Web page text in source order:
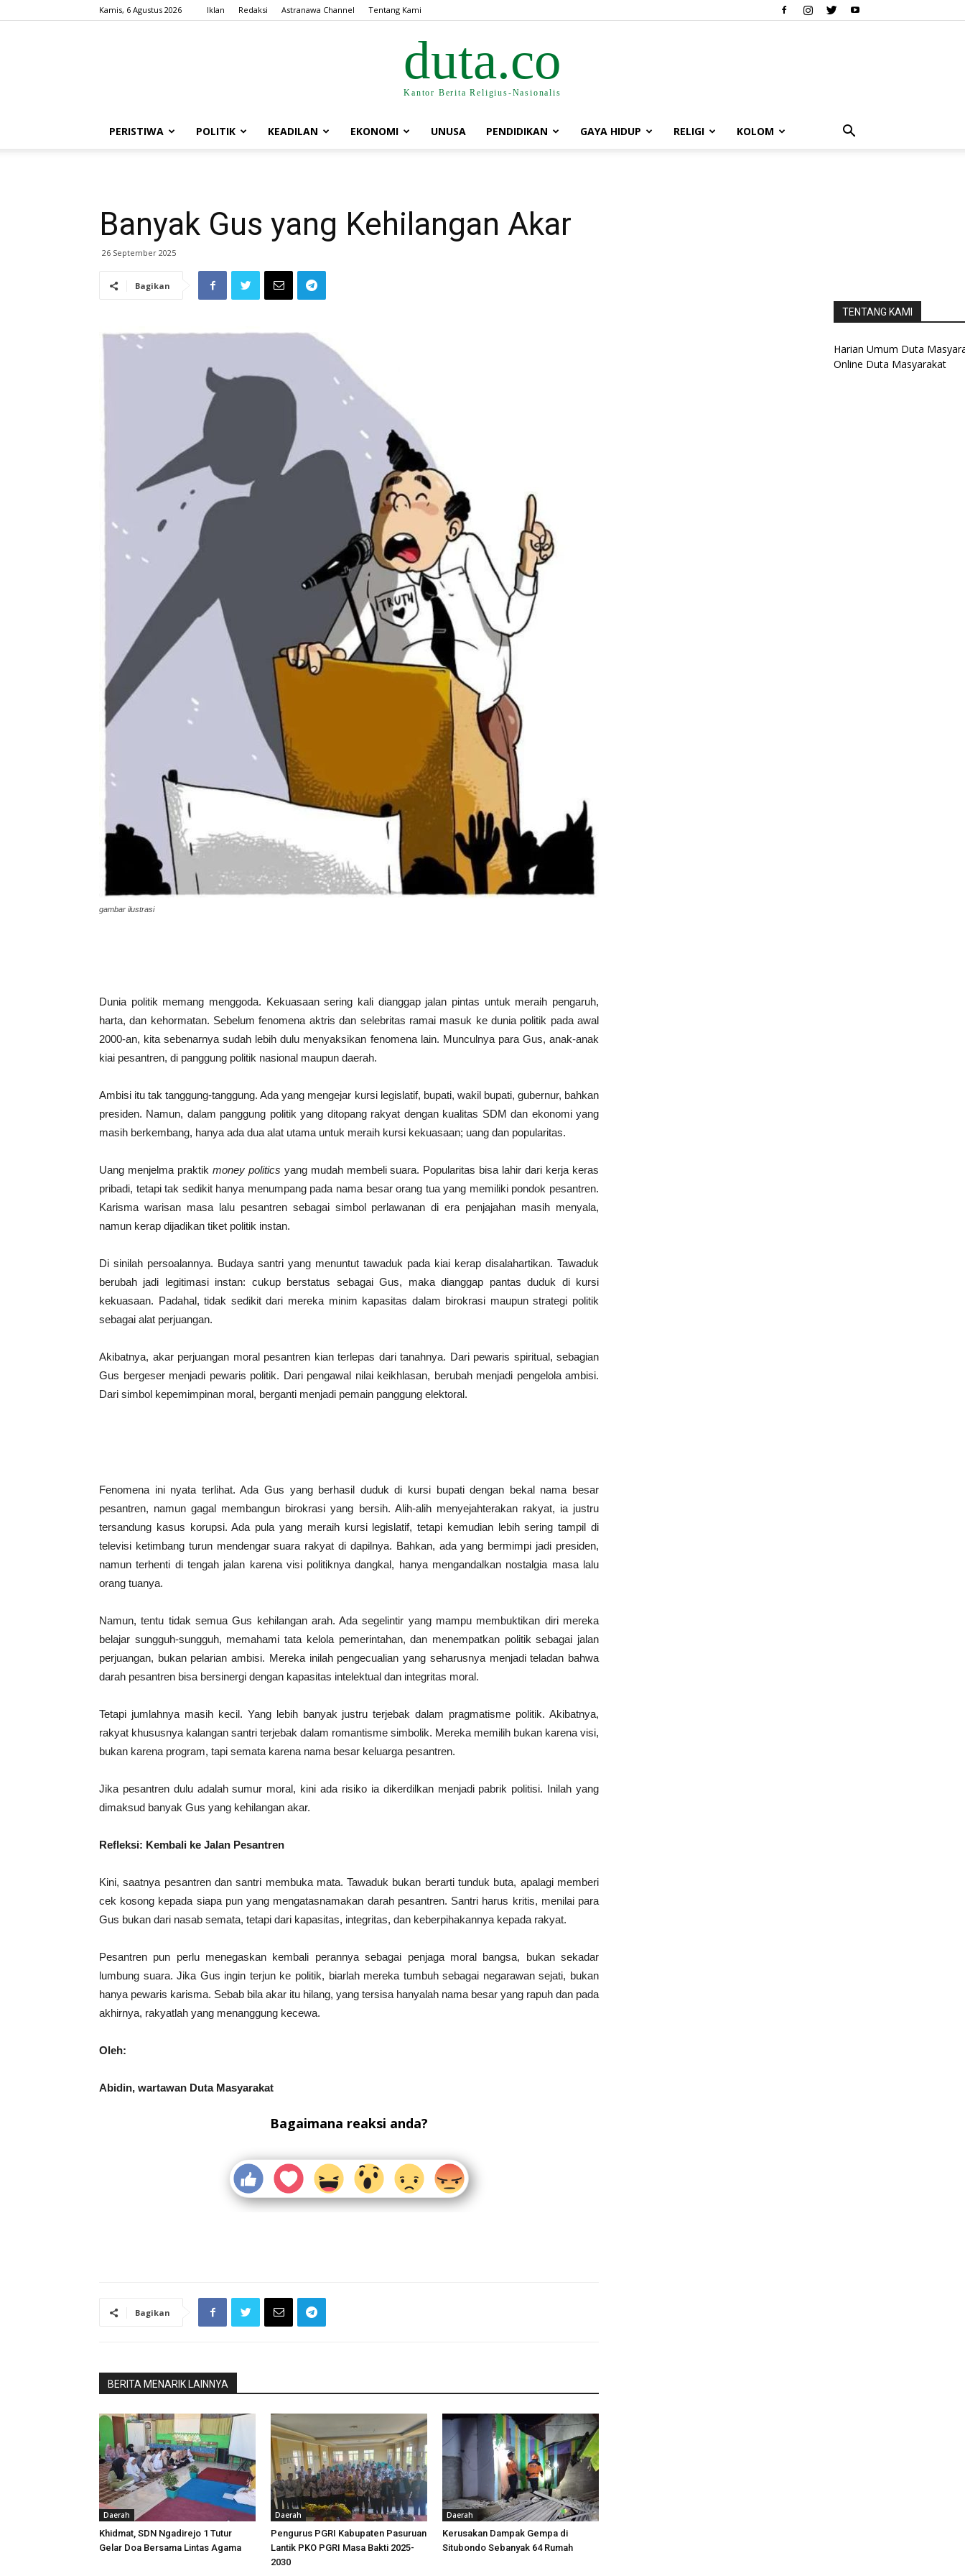
Kamis, 6 Agustus 2026 Iklan Redaksi Astranawa Channel Tentang Kami
duta.co
Kantor Berita Religius-Nasionalis
PERISTIWA POLITIK KEADILAN EKONOMI UNUSA PENDIDIKAN GAYA HIDUP RELIGI KOLOM
Banyak Gus yang Kehilangan Akar
26 September 2025
Bagikan
gambar ilustrasi
Dunia politik memang menggoda. Kekuasaan sering kali dianggap jalan pintas untuk meraih pengaruh,
harta, dan kehormatan. Sebelum fenomena aktris dan selebritas ramai masuk ke dunia politik pada awal
2000-an, kita sebenarnya sudah lebih dulu menyaksikan fenomena lain. Munculnya para Gus, anak-anak
kiai pesantren, di panggung politik nasional maupun daerah.
Ambisi itu tak tanggung-tanggung. Ada yang mengejar kursi legislatif, bupati, wakil bupati, gubernur, bahkan
presiden. Namun, dalam panggung politik yang ditopang rakyat dengan kualitas SDM dan ekonomi yang
masih berkembang, hanya ada dua alat utama untuk meraih kursi kekuasaan; uang dan popularitas.
Uang menjelma praktik money politics yang mudah membeli suara. Popularitas bisa lahir dari kerja keras
pribadi, tetapi tak sedikit hanya menumpang pada nama besar orang tua yang memiliki pondok pesantren.
Karisma warisan masa lalu pesantren sebagai simbol perlawanan di era penjajahan masih menyala,
namun kerap dijadikan tiket politik instan.
Di sinilah persoalannya. Budaya santri yang menuntut tawaduk pada kiai kerap disalahartikan. Tawaduk
berubah jadi legitimasi instan: cukup berstatus sebagai Gus, maka dianggap pantas duduk di kursi
kekuasaan. Padahal, tidak sedikit dari mereka minim kapasitas dalam birokrasi maupun strategi politik
sebagai alat perjuangan.
Akibatnya, akar perjuangan moral pesantren kian terlepas dari tanahnya. Dari pewaris spiritual, sebagian
Gus bergeser menjadi pewaris politik. Dari pengawal nilai keikhlasan, berubah menjadi pengelola ambisi.
Dari simbol kepemimpinan moral, berganti menjadi pemain panggung elektoral.
Fenomena ini nyata terlihat. Ada Gus yang berhasil duduk di kursi bupati dengan bekal nama besar
pesantren, namun gagal membangun birokrasi yang bersih. Alih-alih menyejahterakan rakyat, ia justru
tersandung kasus korupsi. Ada pula yang meraih kursi legislatif, tetapi kemudian lebih sering tampil di
televisi ketimbang turun mendengar suara rakyat di dapilnya. Bahkan, ada yang bermimpi jadi presiden,
namun terhenti di tengah jalan karena visi politiknya dangkal, hanya mengandalkan nostalgia masa lalu
orang tuanya.
Namun, tentu tidak semua Gus kehilangan arah. Ada segelintir yang mampu membuktikan diri mereka
belajar sungguh-sungguh, memahami tata kelola pemerintahan, dan menempatkan politik sebagai jalan
perjuangan, bukan pelarian ambisi. Mereka inilah pengecualian yang seharusnya menjadi teladan bahwa
darah pesantren bisa bersinergi dengan kapasitas intelektual dan integritas moral.
Tetapi jumlahnya masih kecil. Yang lebih banyak justru terjebak dalam pragmatisme politik. Akibatnya,
rakyat khususnya kalangan santri terjebak dalam romantisme simbolik. Mereka memilih bukan karena visi,
bukan karena program, tapi semata karena nama besar keluarga pesantren.
Jika pesantren dulu adalah sumur moral, kini ada risiko ia dikerdilkan menjadi pabrik politisi. Inilah yang
dimaksud banyak Gus yang kehilangan akar.
Refleksi: Kembali ke Jalan Pesantren
Kini, saatnya pesantren dan santri membuka mata. Tawaduk bukan berarti tunduk buta, apalagi memberi
cek kosong kepada siapa pun yang mengatasnamakan darah pesantren. Santri harus kritis, menilai para
Gus bukan dari nasab semata, tetapi dari kapasitas, integritas, dan keberpihakannya kepada rakyat.
Pesantren pun perlu menegaskan kembali perannya sebagai penjaga moral bangsa, bukan sekadar
lumbung suara. Jika Gus ingin terjun ke politik, biarlah mereka tumbuh sebagai negarawan sejati, bukan
hanya pewaris karisma. Sebab bila akar itu hilang, yang tersisa hanyalah nama besar yang rapuh dan pada
akhirnya, rakyatlah yang menanggung kecewa.
Oleh:
Abidin, wartawan Duta Masyarakat
Bagaimana reaksi anda?
Bagikan
BERITA MENARIK LAINNYA
Daerah
Khidmat, SDN Ngadirejo 1 Tutur
Gelar Doa Bersama Lintas Agama
Daerah
Pengurus PGRI Kabupaten Pasuruan
Lantik PKO PGRI Masa Bakti 2025-
2030
Daerah
Kerusakan Dampak Gempa di
Situbondo Sebanyak 64 Rumah
TENTANG KAMI
Harian Umum Duta
Online Duta Masyarakat